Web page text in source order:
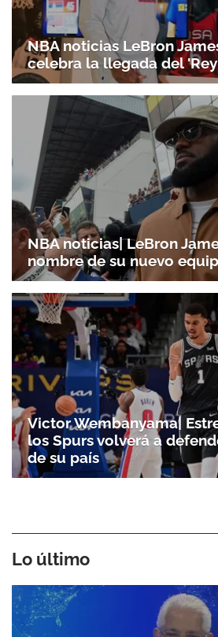
NBA noticias LeBron
celebra la llegada del
NBA noticias| LeBron
nombre de su nuevo
Victor Wembanyama|
los Spurs volverá a
de su país
Lo último